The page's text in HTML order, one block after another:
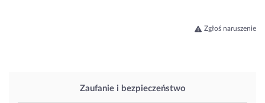
Zaufanie i bezpieczeństwo
Zgłoś naruszenie